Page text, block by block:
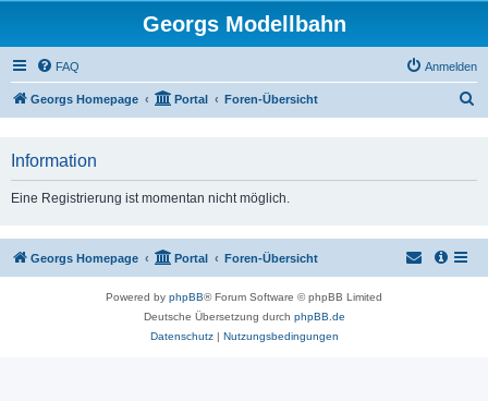
Georgs Modellbahn
FAQ Anmelden
Georgs Homepage Portal Foren-Übersicht
Information
Eine Registrierung ist momentan nicht möglich.
Georgs Homepage Portal Foren-Übersicht
Powered by phpBB® Forum Software © phpBB Limited
Deutsche Übersetzung durch phpBB.de
Datenschutz| Nutzungsbedingungen